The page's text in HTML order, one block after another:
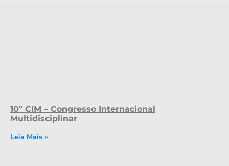
10º CIM – Congresso Internacional
Multidisciplinar
Leia Mais »